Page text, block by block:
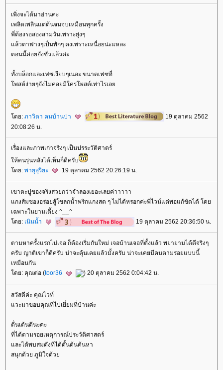
เพิ่งจะได้มาอ่านค่ะ
เพลิดเพลินแต่ต้นจนจบเหมือนทุกครั้ง
พี่ต้องรอสองสามวันเพราะยุ่งๆ
ล้วตาฟางๆเป็นพักๆ คงเพราะเหนื่อยน่ะแหละ
ตอนนี้ค่อยยังชั่วแล้วค่ะ
ทั้งบล็อกและเฟซเงียบๆเนอะ ขนาดเฟซที่
พสต์ง่ายๆยังไม่ค่อยมีใครโพสต์เท่าไรเล
ดย: ภาวิดา คนบ้านป่า
19 ตุลาคม 2562
20:08:26 น.
เรื่องและภาพเก่าจริงๆ เป็นปรระวัติศาตร์
ห้คนรุ่นหลังได้เห็นก็ดีครับ
ดย: พายุสุริยะ 19 ตุลาคม 2562 20:26:19 น.
เขาตะปูของจริงสวยกว่าจำลองเยอะเลยค่าาาาา
กงส้มซองอร่อยสู้โขลกน้ำพริกแกงสด ๆ ไม่ได้หรอกค่ะพี่ไวน์แต่พอแก้ขัดได้ โด
เฉพาะในยามเดี้ยง ^__^
ดย: เนินน้ำ 19 ตุลาคม 2562 20:36:50 น.
ตามหาครั้งแรกไม่เจอ ก็ต้องเริ่มกันใหม่ เจอบ้านเจอที่ตั้งแล้ว พยายามได้ดีจริงๆ
ครับ ญาติเขาก็ดีครับ น่าจะคุ้นเคยแล้วมั้งครับ น่าจะเคยมีคนตามรอยแบบนี้
เหมือนกัน
ดย: คุณต่อ (toor36 ) 20 ตุลาคม 2562 0:04:42 น.
สวัสดีค่ะ คุณไวท์
วะมาขอบคุณที่ไปเยี่ยมที่บ้านค่ะ
ตื่นเต้นดีนะคะ
ที่ได้ตามรอยเหตุการณ์ประวัติศาสตร์
ละได้พบสมดังที่ได้ดั้นด้นค้นหา
สนุกด้วย ภูมิใจด้ว